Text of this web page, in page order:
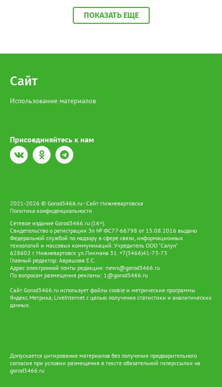
развернуться задним ходом, используя обочину или
прилегающую территорию. Однако в темноте он не заметил
предстоит восстановить точную картину произошедшего и
установить все обстоятельства, приведшие к гибели человека.
ПОКАЗАТЬ ЕЩЕ
Сайт
Использование материалов
Присоединяйтесь к нам
2021-2026 © Gorod3466.ru - Сайт Нижневартовска
Политика конфиденциальности
Сетевое издание Gorod3466.ru (16+).
Свидетельство о регистрации Эл № ФС77-66798 от 15.08.2016 выдано
Федеральной службой по надзору в сфере связи, информационных
технологий и массовых коммуникаций. Учредитель ООО "Салун"
628602 г. Нижневартовск ул.Пикмана 31. +7(3466)41-73-73
Главный редактор: Аврашова Е.С.
Адрес электронной почты редакции: news@gorod3466.ru
По вопросам размещения рекламы: 1@gorod3466.ru
Сайт Gorod3466.ru использует файлы cookie и метрические программы
Яндекс.Метрика, LiveInternet с целью получения статистики и аналитических
данных.
Допускается цитирование материалов без получения предварительного
согласия при условии размещения в тексте обязательной гиперссылки на
gorod3466.ru